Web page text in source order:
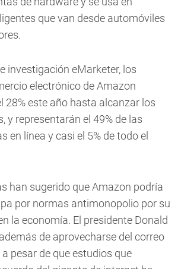
que van desde automóviles
investigación eMarketer, los
electrónico de Amazon
28% este año hasta alcanzar los
y representarán el 49% de las
en línea y casi el 5% de todo el
han sugerido que Amazon podría
por normas antimonopolio por su
la economía. El presidente Donald
de aprovecharse del correo
pesar de que estudios que